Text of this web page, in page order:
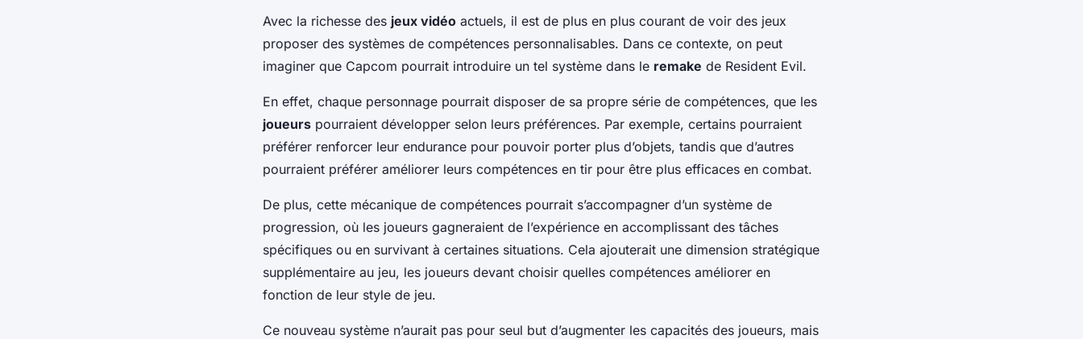
Avec la richesse des jeux vidéo actuels, il est de plus en plus courant de voir des jeux
proposer des systèmes de compétences personnalisables. Dans ce contexte, on peut
imaginer que Capcom pourrait introduire un tel système dans le remake de Resident Evil.
En effet, chaque personnage pourrait disposer de sa propre série de compétences, que les
joueurs pourraient développer selon leurs préférences. Par exemple, certains pourraient
préférer renforcer leur endurance pour pouvoir porter plus d’objets, tandis que d’autres
pourraient préférer améliorer leurs compétences en tir pour être plus efficaces en combat.
De plus, cette mécanique de compétences pourrait s’accompagner d’un système de
progression, où les joueurs gagneraient de l’expérience en accomplissant des tâches
spécifiques ou en survivant à certaines situations. Cela ajouterait une dimension stratégique
supplémentaire au jeu, les joueurs devant choisir quelles compétences améliorer en
fonction de leur style de jeu.
Ce nouveau système n’aurait pas pour seul but d’augmenter les capacités des joueurs, mais